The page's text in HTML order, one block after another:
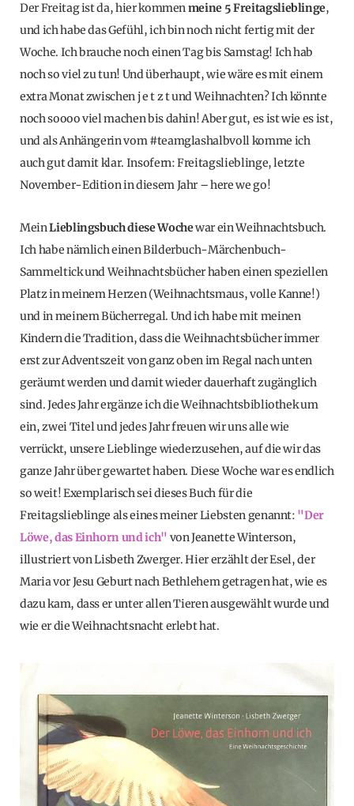
Der Freitag ist da, hier kommenmeine 5 Freitagslieblinge,
und ich habe das Gefühl, ich bin noch nicht fertig mit der
Woche. Ich brauche noch einen Tag bis Samstag! Ich hab
noch so viel zu tun! Und überhaupt, wie wäre es mit einem
extra Monat zwischen j e t z t und Weihnachten? Ich könnte
noch soooo viel machen bis dahin! Aber gut, es ist wie es ist,
und als Anhängerin vom #teamglashalbvoll komme ich
auch gut damit klar. Insofern: Freitagslieblinge, letzte
November-Edition in diesem Jahr – here we go!
MeinLieblingsbuch diese Wochewar ein Weihnachtsbuch.
Ich habe nämlich einen Bilderbuch-Märchenbuch-
Sammeltick und Weihnachtsbücher haben einen speziellen
Platz in meinem Herzen (Weihnachtsmaus, volle Kanne!)
und in meinem Bücherregal. Und ich habe mit meinen
Kindern die Tradition, dass die Weihnachtsbücher immer
erst zur Adventszeit von ganz oben im Regal nach unten
geräumt werden und damit wieder dauerhaft zugänglich
sind. Jedes Jahr ergänze ich die Weihnachtsbibliothek um
ein, zwei Titel und jedes Jahr freuen wir uns alle wie
verrückt, unsere Lieblinge wiederzusehen, auf die wir das
ganze Jahr über gewartet haben. Diese Woche war es endlich
so weit! Exemplarisch sei dieses Buch für die
Freitagslieblinge als eines meiner Liebsten genannt: "Der
Löwe, das Einhorn und ich" von Jeanette Winterson,
illustriert von Lisbeth Zwerger. Hier erzählt der Esel, der
Maria vor Jesu Geburt nach Bethlehem getragen hat, wie es
dazu kam, dass er unter allen Tieren ausgewählt wurde und
wie er die Weihnachtsnacht erlebt hat.